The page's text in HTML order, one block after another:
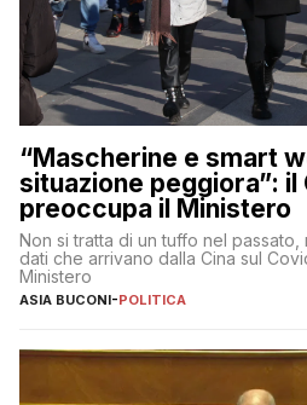
“Mascherine e smart
situazione peggiora”: il
preoccupa il Ministero
Non si tratta di un tuffo nel
dati che arrivano dalla Cina sul
Ministero
ASIA BUCONI-POLITICA